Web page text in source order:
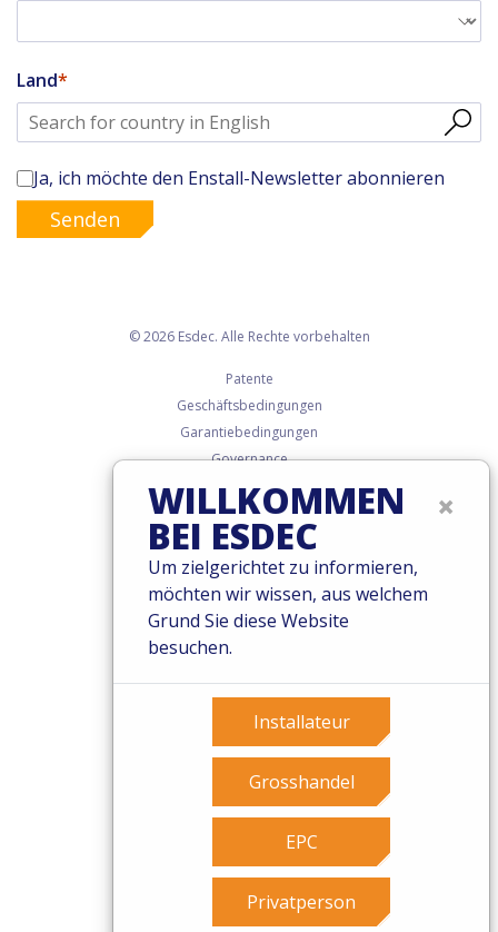
×
WILLKOMMEN
BEI ESDEC
Um zielgerichtet zu informieren,
möchten wir wissen, aus welchem
Grund Sie diese Website
besuchen.
Installateur
Grosshandel
EPC
Privatperson
Land
Ja, ich möchte den Enstall-Newsletter abonnieren
Senden
© 2026 Esdec. Alle Rechte vorbehalten
Patente
Geschäftsbedingungen
Garantiebedingungen
Governance
Cookies
Privacy Policy